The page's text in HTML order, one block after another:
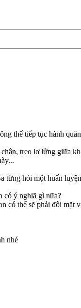
thể tiếp tục hành
treo lơ lửng giữa
hỏi một huấn
có ý nghiã gì nữa?
có thể sẽ phải đối mặt
nhé